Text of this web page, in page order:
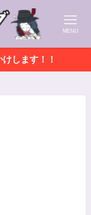
MENU
します！！